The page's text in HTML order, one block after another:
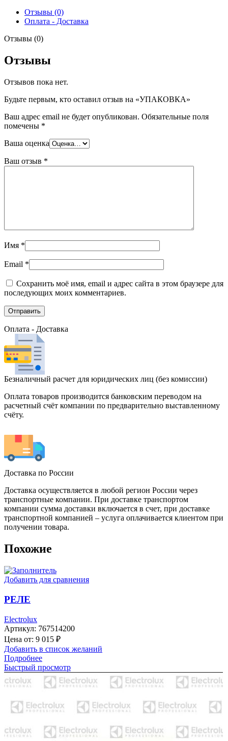
Отзывы (0)
Оплата - Доставка
Отзывы (0)
Отзывы
Отзывов пока нет.
Будьте первым, кто оставил отзыв на «УПАКОВКА»
Ваш адрес email не будет опубликован. Обязательные поля
помечены *
Ваша оценка
Ваш отзыв *
Имя *
Email *
Сохранить моё имя, email и адрес сайта в этом браузере для
последующих моих комментариев.
Оплата - Доставка
Безналичный расчет для юридических лиц (без комиссии)
Оплата товаров производится банковским переводом на
расчетный счёт компании по предварительно выставленному
счёту.
Доставка по России
Доставка осуществляется в любой регион России через
транспортные компании. При доставке транспортом
компании сумма доставки включается в счет, при доставке
транспортной компанией – услуга оплачивается клиентом при
получении товара.
Похожие
Добавить для сравнения
РЕЛЕ
Electrolux
Артикул: 767514200
Цена от: 9 015 ₽
Добавить в список желаний
Подробнее
Быстрый просмотр